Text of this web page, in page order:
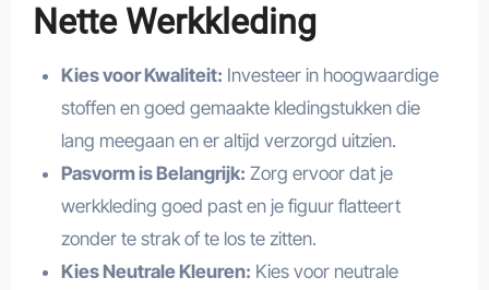
Nette Werkkleding
Kies voor Kwaliteit: Investeer in hoogwaardige
stoffen en goed gemaakte kledingstukken die
lang meegaan en er altijd verzorgd uitzien.
Pasvorm is Belangrijk: Zorg ervoor dat je
werkkleding goed past en je figuur flatteert
zonder te strak of te los te zitten.
Kies Neutrale Kleuren: Kies voor neutrale